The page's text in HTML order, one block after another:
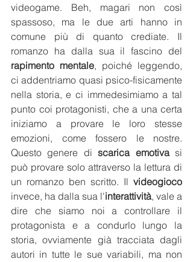
videogame. Beh, magari non così
spassoso, ma le due arti hanno in
comune più di quanto crediate. Il
rapimento mentale, poiché leggendo,
ci addentriamo quasi psico-fisicamente
nella storia, e ci immedesimiamo a tal
punto coi protagonisti, che a una certa
iniziamo a provare le loro stesse
emozioni, come fossero le nostre.
Questo genere di scarica emotiva si
può provare solo attraverso la lettura di
un romanzo ben scritto. Il videogioco
invece, ha dalla sua l'interattività, vale a
dire che siamo noi a controllare il
protagonista e a condurlo lungo la
storia, ovviamente già tracciata dagli
autori in tutte le sue variabili, ma non